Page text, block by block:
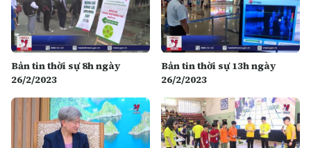
Bản tin thời sự 8h ngày
26/2/2023
Bản tin thời sự 13h ngày
26/2/2023